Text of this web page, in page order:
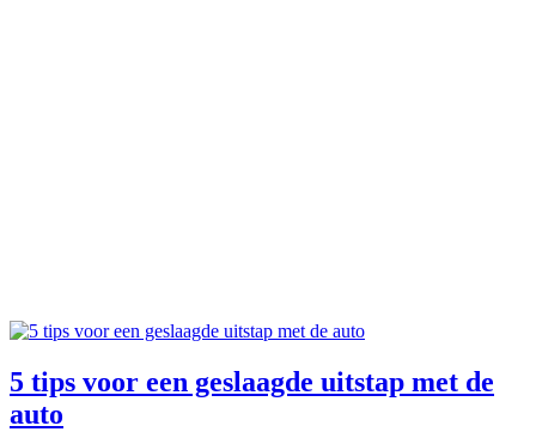
5 tips voor een geslaagde uitstap met de
auto